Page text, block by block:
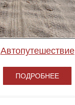
Автопутешествие
ПОДРОБНЕЕ